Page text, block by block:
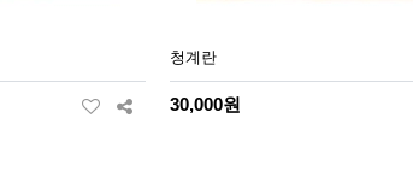
청계란
30,000원